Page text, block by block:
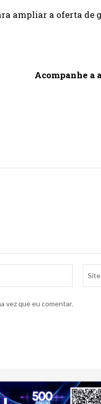
ampliar a oferta de
Acompanhe a
mail:*
vez que eu comentar.